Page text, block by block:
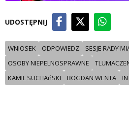
UDOSTĘPNIJ
WNIOSEK ODPOWIEDZ
SESJE RADY
OSOBY NIEPELNOSPRAWNE
KAMIL SUCHAńSKI
BOGDAN WENTA